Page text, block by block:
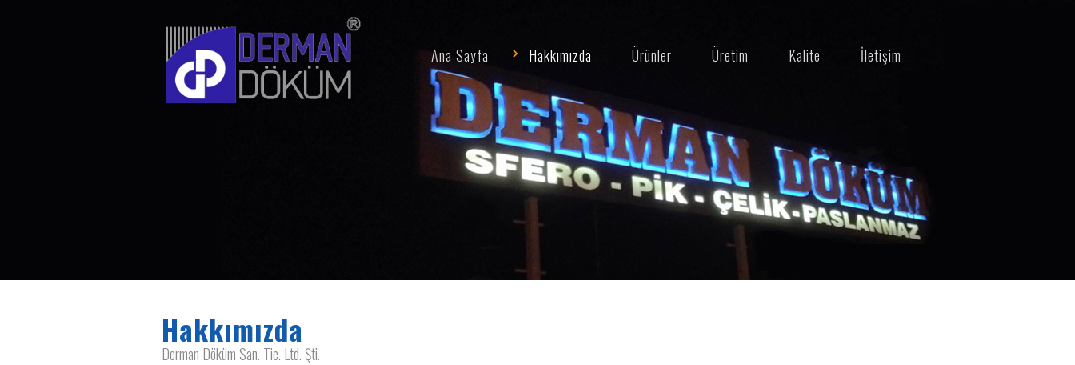
Ana Sayfa Hakkımızda Ürünler Üretim Kalite İletişim
Hakkımızda
Derman Döküm San. Tic. Ltd. Şti.